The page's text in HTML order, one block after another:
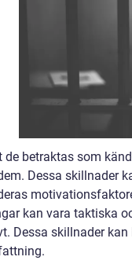
de betraktas som
Dessa skillnader
kan vara taktiska
Dessa skillnader